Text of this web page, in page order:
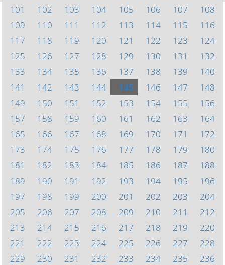
101
102 103 104 105 106 107
108
109
110 111 112 113 114 115
116
117
118 119 120 121 122 123
124
125
126 127 128 129 130 131
132
133
134 135 136 137 138 139
140
141
142 143 144 145 146 147
148
149
150 151 152 153 154 155
156
157
158 159 160 161 162 163
164
165
166 167 168 169 170 171
172
173
174 175 176 177 178 179
180
181
182 183 184 185 186 187
188
189
190 191 192 193 194 195
196
197
198 199 200 201 202 203
204
205
206 207 208 209 210 211
212
213
214 215 216 217 218 219
220
221
222 223 224 225 226 227
228
229
230 231 232 233 234 235
236